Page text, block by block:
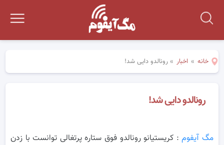
خانه » اخبار »رونالدو دایی شد!
رونالدو دایی شد!
مگ آیفوم : کریستیانو رونالدو فوق ستاره پرتغالی توانست با زدن